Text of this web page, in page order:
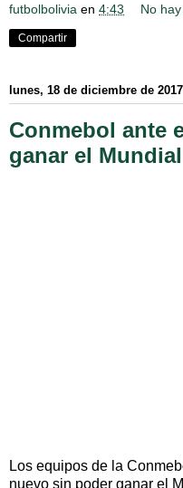
futbolbolivia en 4:43 No
Compartir
lunes, 18 de diciembre de 2017
Conmebol ante
ganar el
Los equipos de la
nuevo sin poder ganar el